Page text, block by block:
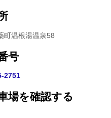
町温根湯温泉58
号
2751
場を確認する